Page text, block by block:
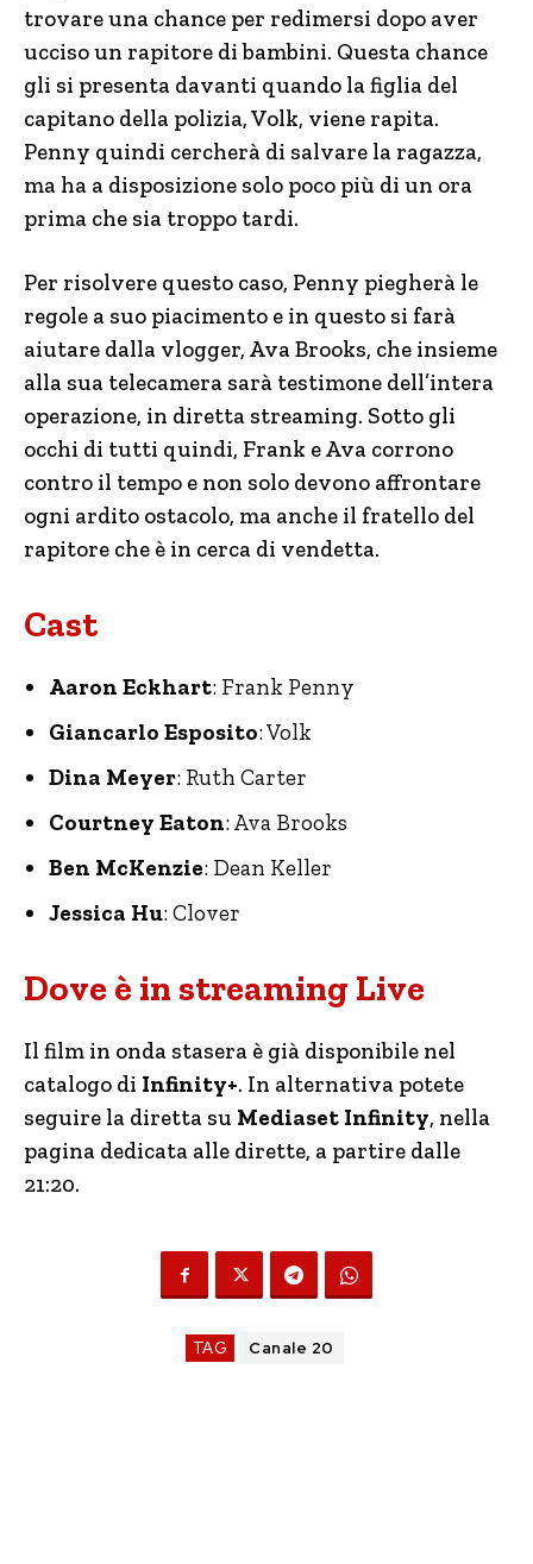
trovare una chance per redimersi dopo aver
ucciso un rapitore di bambini. Questa chance
gli si presenta davanti quando la figlia del
capitano della polizia, Volk, viene rapita.
Penny quindi cercherà di salvare la ragazza,
ma ha a disposizione solo poco più di un ora
prima che sia troppo tardi.
Per risolvere questo caso, Penny piegherà le
regole a suo piacimento e in questo si farà
aiutare dalla vlogger, Ava Brooks, che insieme
alla sua telecamera sarà testimone dell’intera
operazione, in diretta streaming. Sotto gli
occhi di tutti quindi, Frank e Ava corrono
contro il tempo e non solo devono affrontare
ogni ardito ostacolo, ma anche il fratello del
rapitore che è in cerca di vendetta.
Cast
Aaron Eckhart: Frank Penny
Giancarlo Esposito: Volk
Dina Meyer: Ruth Carter
Courtney Eaton: Ava Brooks
Ben McKenzie: Dean Keller
Jessica Hu: Clover
Dove è in streaming Live
Il film in onda stasera è già disponibile nel
catalogo di Infinity+. In alternativa potete
seguire la diretta su Mediaset Infinity, nella
pagina dedicata alle dirette, a partire dalle
21:20.
TAG Canale 20